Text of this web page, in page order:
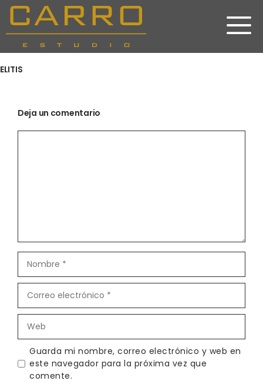
Saltar
contenido
ELITIS
Deja un comentario
electrónico
Guarda mi nombre, correo electrónico y web en
este navegador para la próxima vez que
comente.